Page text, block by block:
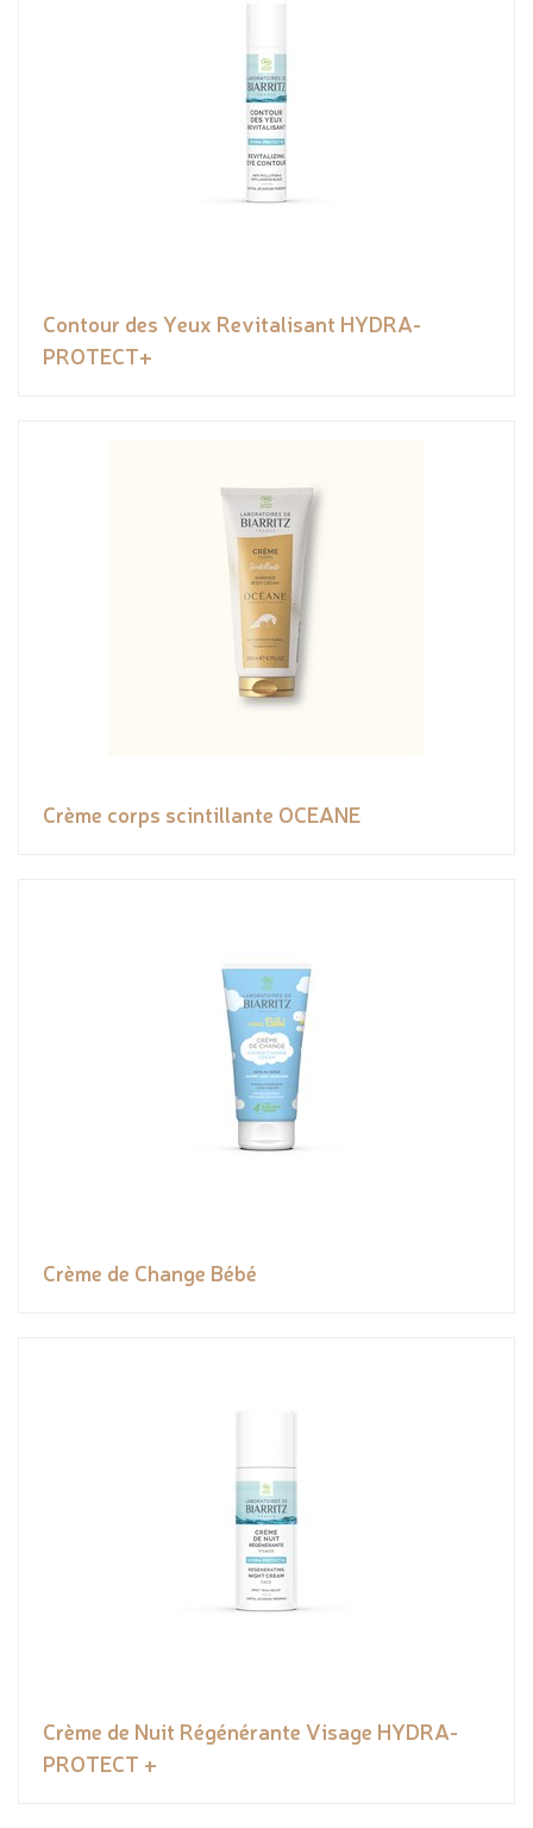
Contour des Yeux Revitalisant HYDRA-
PROTECT+
Crème corps scintillante OCEANE
Crème de Change Bébé
Crème de Nuit Régénérante Visage HYDRA-
PROTECT +